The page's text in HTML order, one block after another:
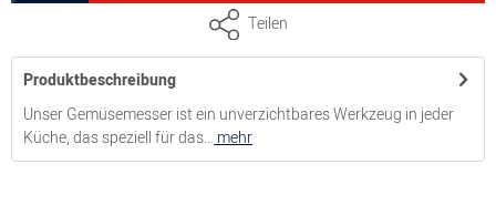
Teilen
Produktbeschreibung
Unser Gemüsemesser ist ein unverzichtbares Werkzeug in jeder
Küche, das speziell für das... mehr